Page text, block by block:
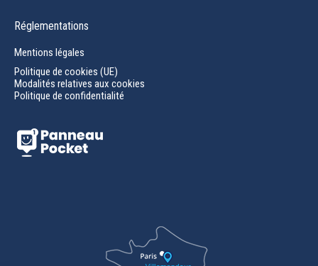
Réglementations
Mentions légales
Politique de cookies (UE)
Modalités relatives aux cookies
Politique de confidentialité